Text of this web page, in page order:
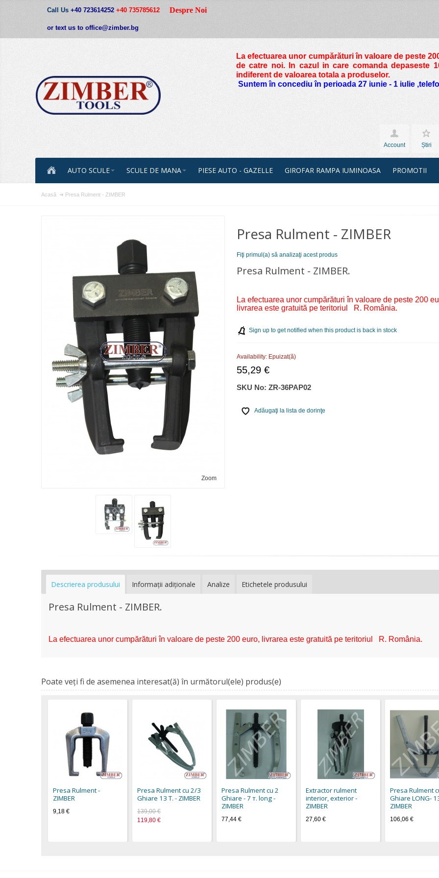
Call Us +40 723614252 +40 735785612
or text us to office@zimber.bg
Despre Noi
La efectuarea unor cumpărături în valoare de peste
de catre noi. In cazul in care comanda depaseste
indiferent de valoarea totala a produselor.
Suntem în concediu în perioada 27 iunie - 1 iulie
Account Știri
AUTO SCULE SCULE DE MANA PIESE AUTO - GAZELLE GIROFAR RAMPA IUMINOASA PROMOTII
Acasă Presa Rulment - ZIMBER
Zoom
Presa Rulment - ZIMBER
Fiţi primul(a) să analizaţi acest produs
Presa Rulment - ZIMBER.
La efectuarea unor cumpărături în valoare de peste 200
livrarea este gratuită pe teritoriul R. România.
Sign up to get notified when this product is back in stock
Availability: Epuizat(ă)
55,29 €
SKU No:ZR-36PAP02
Adăugaţi la lista de dorinţe
Descrierea produsului Informaţii adiţionale Analize Etichetele produsului
Presa Rulment - ZIMBER.
La efectuarea unor cumpărături în valoare de peste 200 euro, livrarea este gratuită pe teritoriul R. România.
Poate veţi fi de asemenea interesat(ă) în următorul(ele) produs(e)
Presa Rulment -
ZIMBER
9,18 €
Presa Rulment cu 2/3
Ghiare 13 T. - ZIMBER
139,00 €
119,80 €
Presa Rulment cu 2
Ghiare - 7 т. long -
ZIMBER
77,44 €
Extractor rulment
interior, exterior -
ZIMBER
27,60 €
Presa Rulment
Ghiare LONG-
ZIMBER
106,06 €